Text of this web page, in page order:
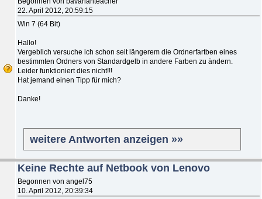
22. April 2012, 20:59:15
Win 7 (64 Bit)
Hallo!
Vergeblich versuche ich schon seit längerem die Ordnerfartben eines
bestimmten Ordners von Standardgelb in andere Farben zu ändern.
Leider funktioniert dies nicht!!!
Hat jemand einen Tipp für mich?
Danke!
weitere Antworten anzeigen »»
Keine Rechte auf Netbook von Lenovo
Begonnen von angel75
10. April 2012, 20:39:34